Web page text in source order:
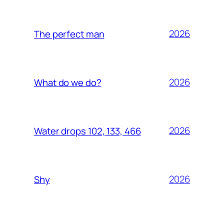
The perfect man 2026
What do we do? 2026
Water drops 102, 133, 466 2026
Shy 2026